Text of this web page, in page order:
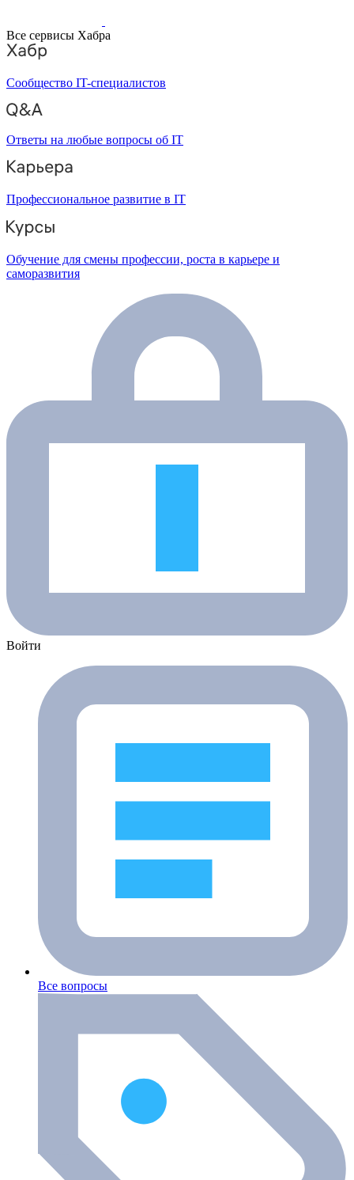
Все сервисы Хабра
Сообщество IT-специалистов
Ответы на любые вопросы об IT
Профессиональное развитие в IT
Обучение для смены профессии, роста в карьере и
саморазвития
Войти
Все вопросы